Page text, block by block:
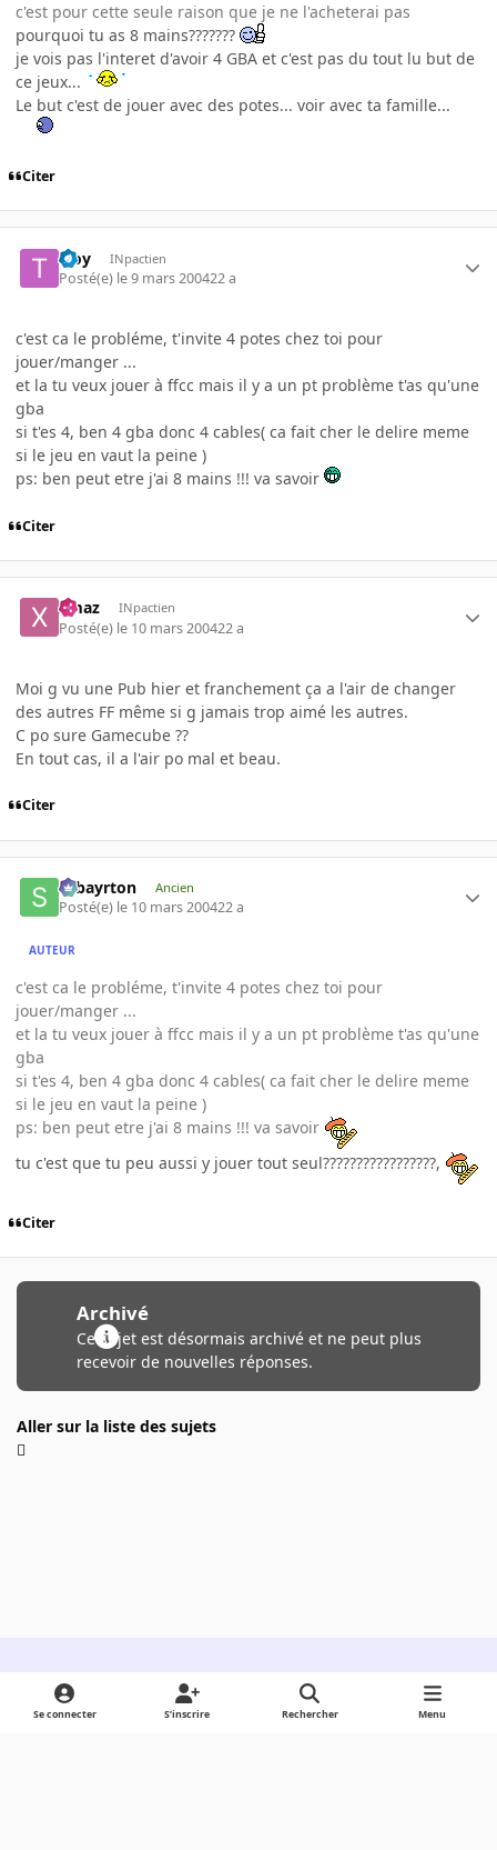
c'est pour cette seule raison que je ne l'acheterai pas
pourquoi tu as 8 mains???????
je vois pas l'interet d'avoir 4 GBA et c'est pas du tout lu but de
ce jeux...
Le but c'est de jouer avec des potes... voir avec ta famille...
Citer
troy INpactien
Posté(e) le 9 mars 200422 a
c'est ca le probléme, t'invite 4 potes chez toi pour
jouer/manger ...
et la tu veux jouer à ffcc mais il y a un pt problème t'as qu'une
gba
si t'es 4, ben 4 gba donc 4 cables( ca fait cher le delire meme
si le jeu en vaut la peine )
ps: ben peut etre j'ai 8 mains !!! va savoir
Citer
xmaz INpactien
Posté(e) le 10 mars 200422 a
Moi g vu une Pub hier et franchement ça a l'air de changer
des autres FF même si g jamais trop aimé les autres.
C po sure Gamecube ??
En tout cas, il a l'air po mal et beau.
Citer
sebayrton Ancien
Posté(e) le 10 mars 200422 a
AUTEUR
c'est ca le probléme, t'invite 4 potes chez toi pour
jouer/manger ...
et la tu veux jouer à ffcc mais il y a un pt problème t'as qu'une
gba
si t'es 4, ben 4 gba donc 4 cables( ca fait cher le delire meme
si le jeu en vaut la peine )
ps: ben peut etre j'ai 8 mains !!! va savoir
tu c'est que tu peu aussi y jouer tout seul?????????????????,
Citer
Archivé
Ce sujet est désormais archivé et ne peut plus
recevoir de nouvelles réponses.
Aller sur la liste des sujets
Light ModeDark ModeSystem Preference
Se connecter S’inscrire Rechercher Menu